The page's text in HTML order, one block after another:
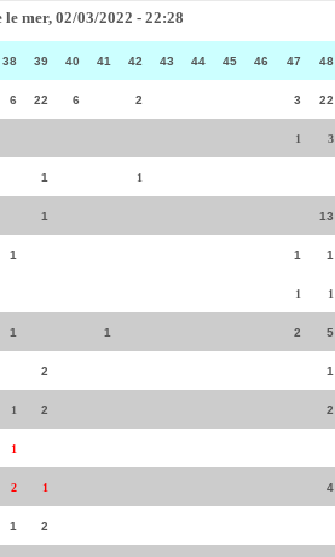
lemer, 02/03/2022 - 22:28
38 39 40 41 42 43 44 45 46 47 48
6 22 6 2 3 22
1 3
1 1
1 13
1 1 1
1 1
1 1 2 5
2 1
1 2 2
1
2 1 4
1 2